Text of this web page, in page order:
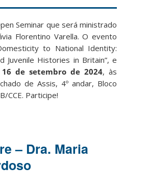
Seminar que será ministrado
Florentino Varella. O evento
to National Identity:
Juvenile Histories in Britain”, e
16 de setembro de 2024, às
de Assis, 4º andar, Bloco
CCE. Participe!
– Dra. Maria